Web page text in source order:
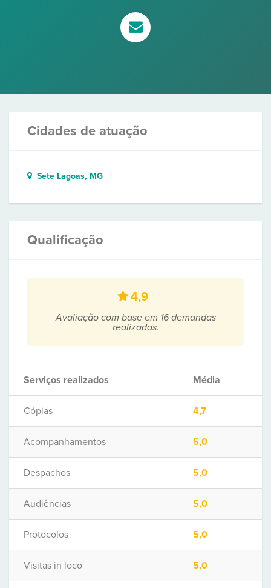
Cidades de atuação
Sete Lagoas, MG
Qualificação
4,9
Avaliação com base em 16 demandas
realizadas.
Serviços realizados Média
Cópias 4,7
Acompanhamentos 5,0
Despachos 5,0
Audiências 5,0
Protocolos 5,0
Visitas in loco 5,0